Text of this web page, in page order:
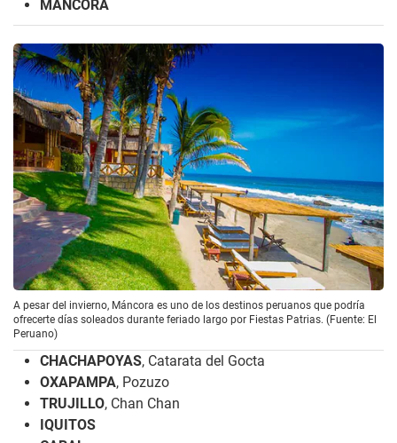
MÁNCORA
A pesar del invierno, Máncora es uno de los destinos peruanos que podría
ofrecerte días soleados durante feriado largo por Fiestas Patrias. (Fuente: El
Peruano)
CHACHAPOYAS, Catarata del Gocta
OXAPAMPA, Pozuzo
TRUJILLO, Chan Chan
IQUITOS